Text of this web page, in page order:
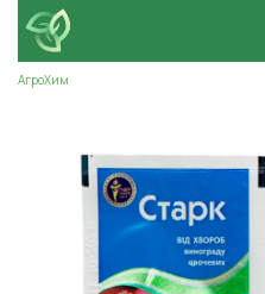
АгроХим